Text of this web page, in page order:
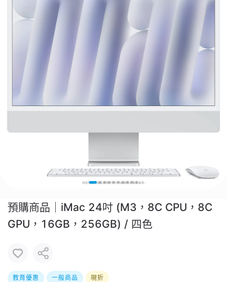
預購商品｜iMac 24吋 (M3，8C CPU，8C
GPU，16GB，256GB) / 四色
教育優惠 一般商品 現折